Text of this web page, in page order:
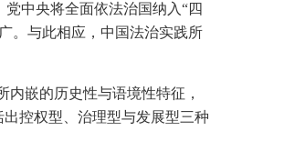
中央将全面依法治国纳入“四
。与此相应，中国法治实践所
嵌的历史性与语境性特征，
控权型、治理型与发展型三种